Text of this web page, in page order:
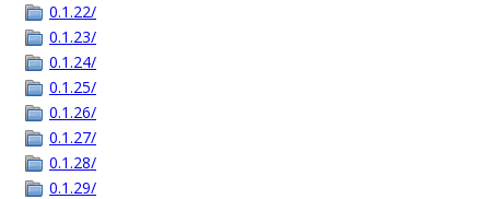
0.1.22/
0.1.23/
0.1.24/
0.1.25/
0.1.26/
0.1.27/
0.1.28/
0.1.29/